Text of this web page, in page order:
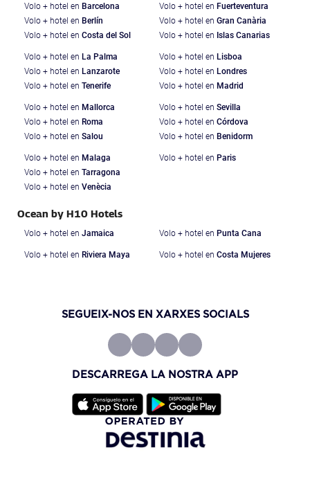
Volo + hotel en Barcelona
Volo + hotel en Berlín
Volo + hotel en Costa del Sol
Volo + hotel en Fuerteventura
Volo + hotel en Gran Canària
Volo + hotel en Islas Canarias
Volo + hotel en La Palma
Volo + hotel en Lanzarote
Volo + hotel en Tenerife
Volo + hotel en Lisboa
Volo + hotel en Londres
Volo + hotel en Madrid
Volo + hotel en Mallorca
Volo + hotel en Roma
Volo + hotel en Salou
Volo + hotel en Sevilla
Volo + hotel en Córdova
Volo + hotel en Benidorm
Volo + hotel en Malaga
Volo + hotel en Tarragona
Volo + hotel en Venècia
Volo + hotel en Paris
Ocean by H10 Hotels
Volo + hotel en Jamaica Volo + hotel en Punta Cana
Volo + hotel en Riviera Maya Volo + hotel en Costa Mujeres
SEGUEIX-NOS EN XARXES SOCIALS
DESCARREGA LA NOSTRA APP